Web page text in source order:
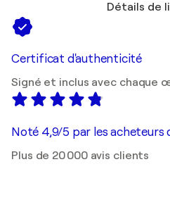
Détails de
Certificat d'authenticité
Signé et inclus avec chaque
Noté 4,9/5 par les acheteurs
Plus de 20 000 avis clients